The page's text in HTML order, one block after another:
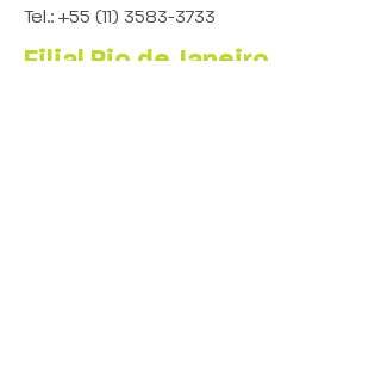
Tel.: +55 (11) 3583-3733
Filial Rio de Janeiro